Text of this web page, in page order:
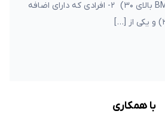
است: ۱- افراد چاق (دارای BMI بالای ۳۰) ۲- افرادی که دارای اضافه
با همکاری